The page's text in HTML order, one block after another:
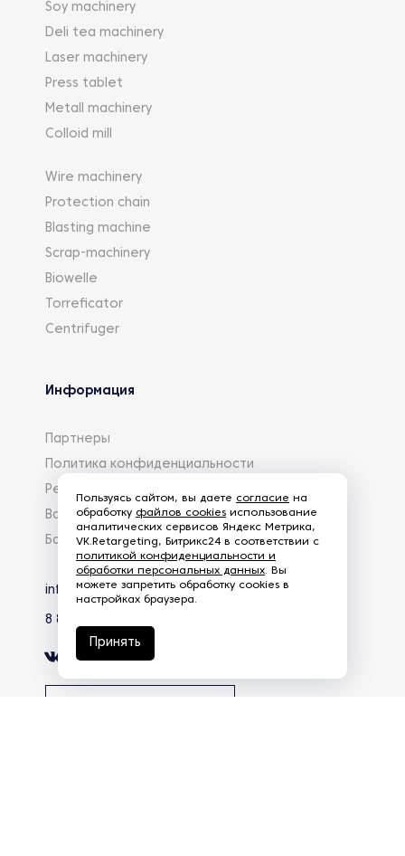
Soy machinery
Deli tea machinery
Laser machinery
Press tablet
Metall machinery
Colloid mill
Wire machinery
Protection chain
Blasting machine
Scrap-machinery
Biowelle
Torreficator
Centrifuger
Информация
Партнеры
Политика конфиденциальности
Реквизиты
Вакансии
База знаний
info@eg-mail.ru
8 800 600 59 18
Пользуясь сайтом, вы даете согласие на
обработку файлов cookies использование
аналитических сервисов Яндекс Метрика,
VK.Retargeting, Битрикс24 в соответствии с
политикой конфиденциальности и
обработки персональных данных. Вы
можете запретить обработку cookies в
настройках браузера.
Принять